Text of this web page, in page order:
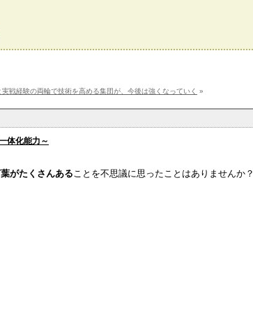
実戦経験の両輪で技術を高める集団が、今後は強くなっていく »
体化能力～
がたくさんあることを不思議に思ったことはありませんか？